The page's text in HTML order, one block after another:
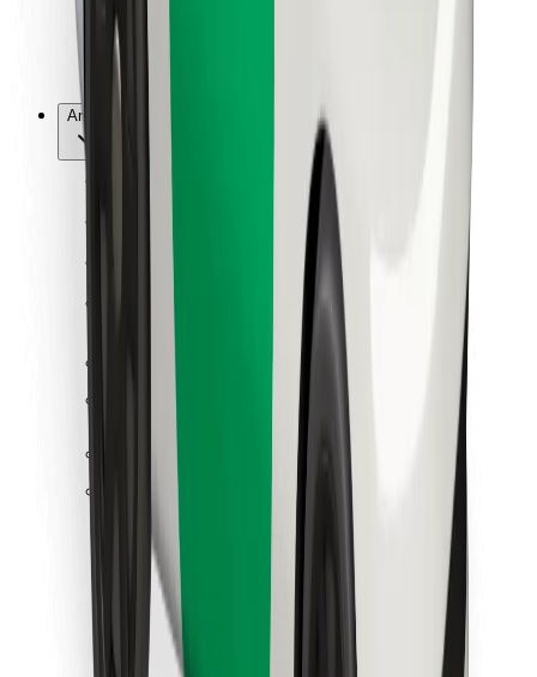
For restauranter
Bolt for Business
Annet
Leverandører
Informasjonskapsler
Sikkerhet
Last ned Bolt-appen
Last ned Bolt Food-appen